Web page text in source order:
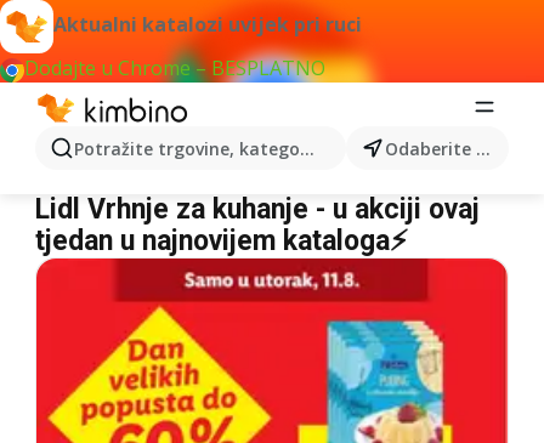
Aktualni katalozi uvijek pri ruci
Dodajte u Chrome – BESPLATNO
Potražite trgovine, kategorije, proizvode... Odaberite grad
Lidl Vrhnje za kuhanje
Lidl Vrhnje za kuhanje - u akciji ovaj
tjedan u najnovijem kataloga⚡